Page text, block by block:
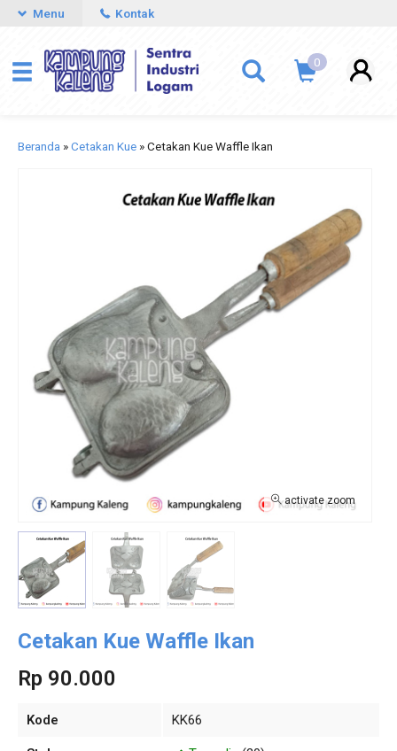
Menu Kontak
0
Beranda »Cetakan Kue »Cetakan Kue Waffle Ikan
activate zoom
Cetakan Kue Waffle Ikan
Rp 90.000
Kode KK66